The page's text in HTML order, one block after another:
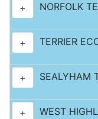
+ NORFOLK
+ TERRIER
+ SEALYHAM
+ WEST